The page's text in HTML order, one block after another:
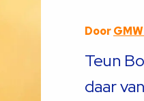
Door
Teun
daar